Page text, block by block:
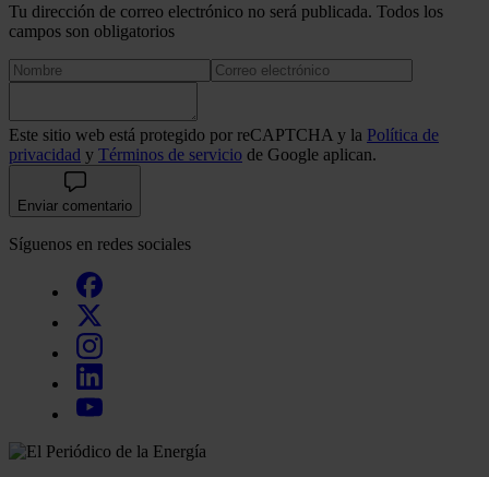
Tu dirección de correo electrónico no será publicada. Todos los
campos son obligatorios
Este sitio web está protegido por reCAPTCHA y la Política de
privacidad y Términos de servicio de Google aplican.
Enviar comentario
Síguenos en redes sociales